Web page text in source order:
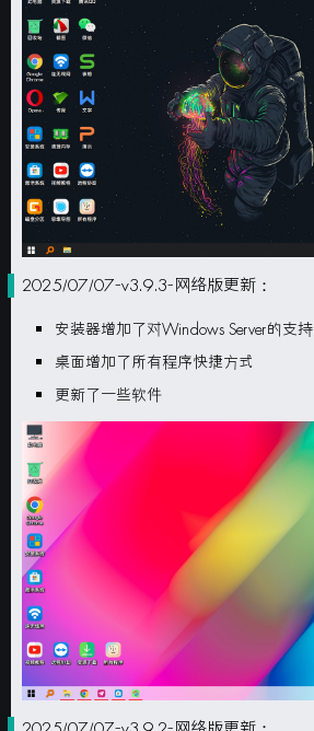
2025/07/07-v3.9.3-网络版更新：
安装器增加了对Windows Server的支持
桌面增加了所有程序快捷方式
更新了一些软件